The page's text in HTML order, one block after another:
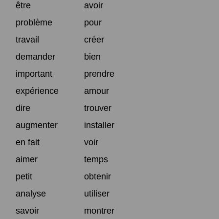
être
avoir
problème
pour
travail
créer
demander
bien
important
prendre
expérience
amour
dire
trouver
augmenter
installer
en fait
voir
aimer
temps
petit
obtenir
analyse
utiliser
savoir
montrer